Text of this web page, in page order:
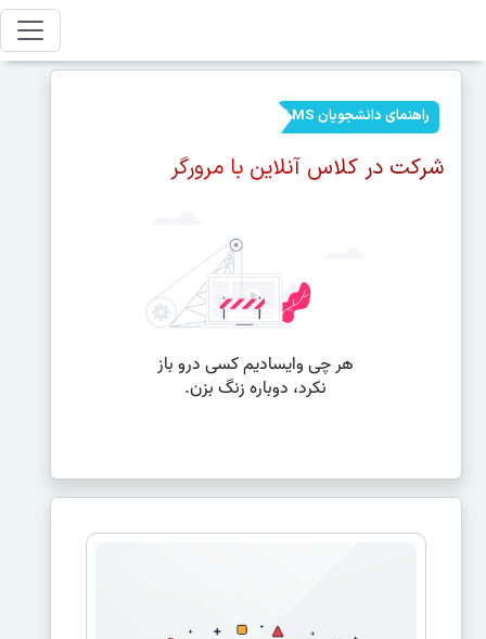
راهنمای دانشجویان LMS
شرکت در کلاس آنلاین با مرورگر